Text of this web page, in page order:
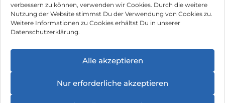
verbessern zu können, verwenden wir Cookies. Durch die weitere
Nutzung der Website stimmst Du der Verwendung von Cookies zu.
Weitere Informationen zu Cookies erhältst Du in unserer
Datenschutzerklärung.
Alle akzeptieren
Nur erforderliche akzeptieren
Impressum
Hinweis zur Batterieentsorgung